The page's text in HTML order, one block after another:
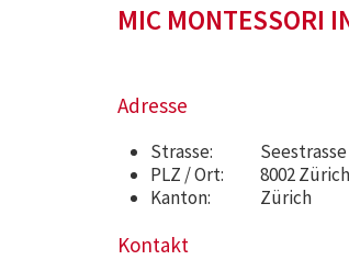
MIC MONTESSORI
Adresse
Strasse:
Seestrasse
PLZ / Ort:
8002 Zürich
Kanton:
Zürich
Kontakt